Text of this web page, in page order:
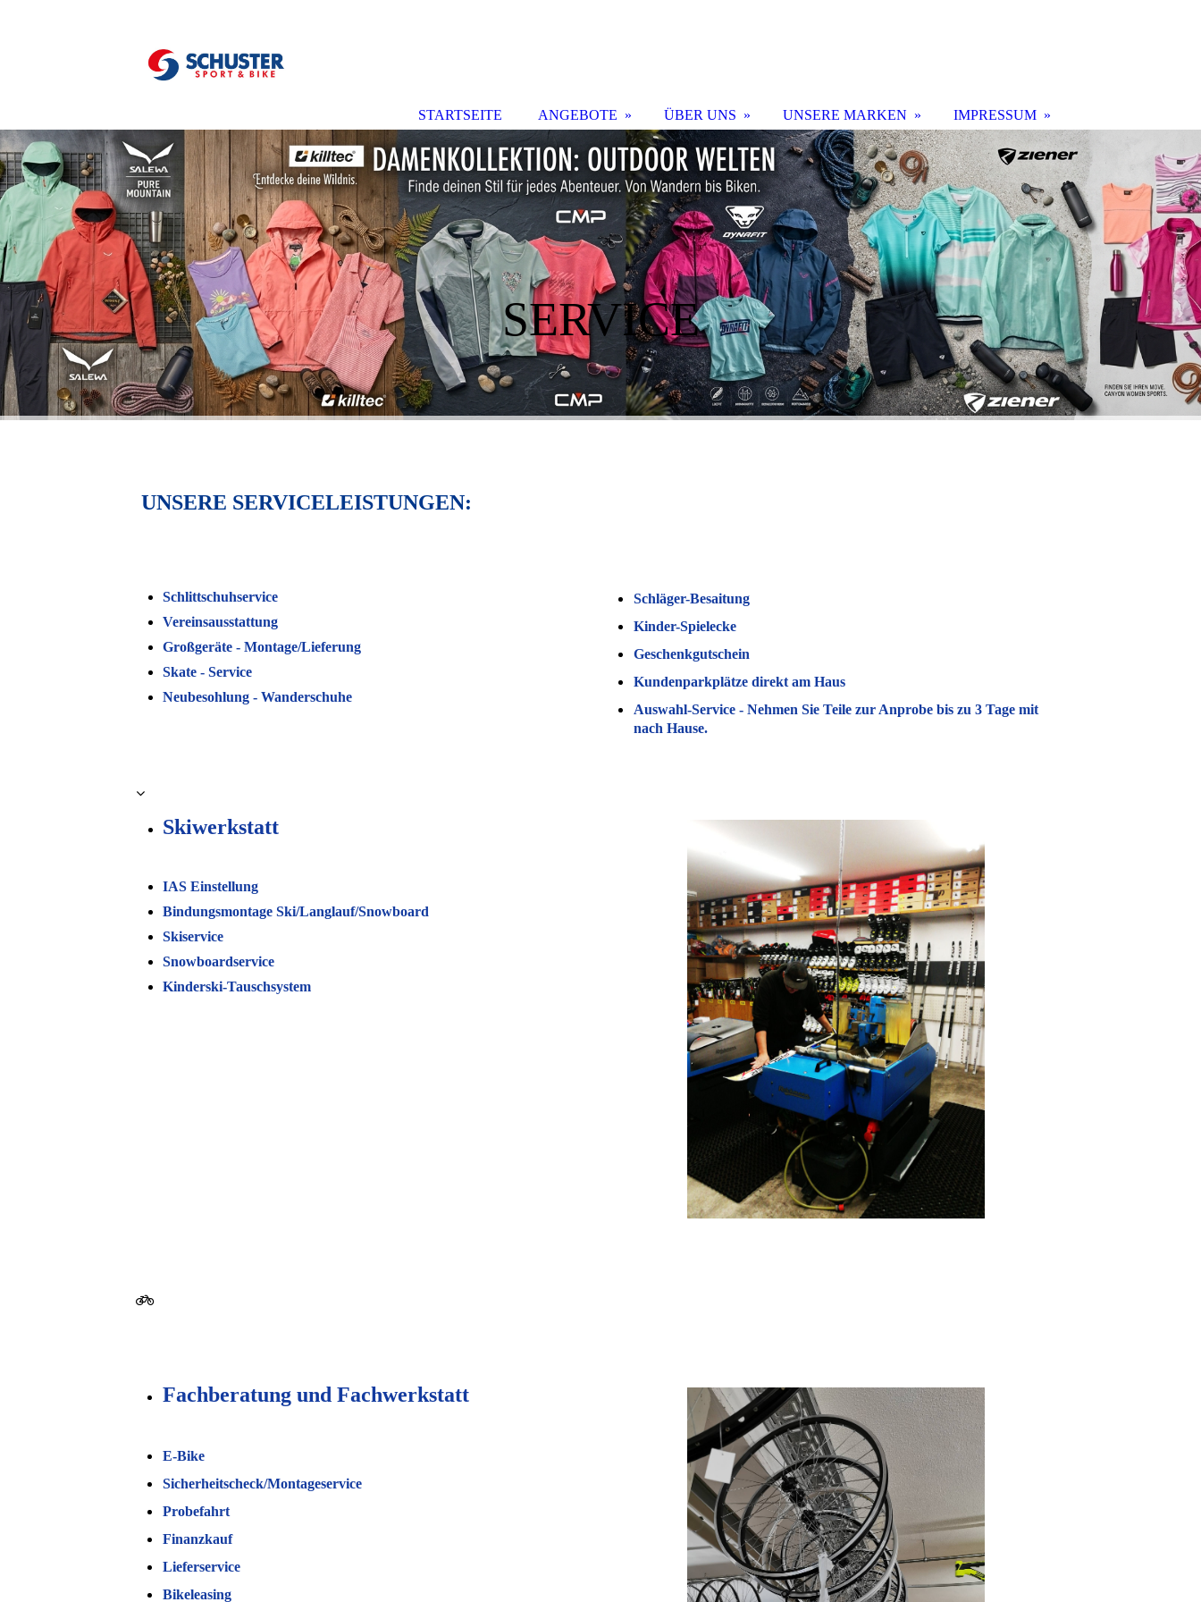
SERVICE
UNSERE SERVICELEISTUNGEN:
Schlittschuhservice
Vereinsausstattung
Großgeräte - Montage/Lieferung
Skate - Service
Neubesohlung - Wanderschuhe
Schläger-Besaitung
Kinder-Spielecke
Geschenkgutschein
Kundenparkplätze direkt am Haus
Auswahl-Service - Nehmen Sie Teile zur Anprobe bis zu 3 Tage mit
nach Hause.
Skiwerkstatt
IAS Einstellung
Bindungsmontage Ski/Langlauf/Snowboard
Skiservice
Snowboardservice
Kinderski-Tauschsystem
Fachberatung und Fachwerkstatt
E-Bike
Sicherheitscheck/Montageservice
Probefahrt
Finanzkauf
Lieferservice
Bikeleasing
STARTSEITE ANGEBOTE ÜBER UNS UNSERE MARKEN IMPRESSUM